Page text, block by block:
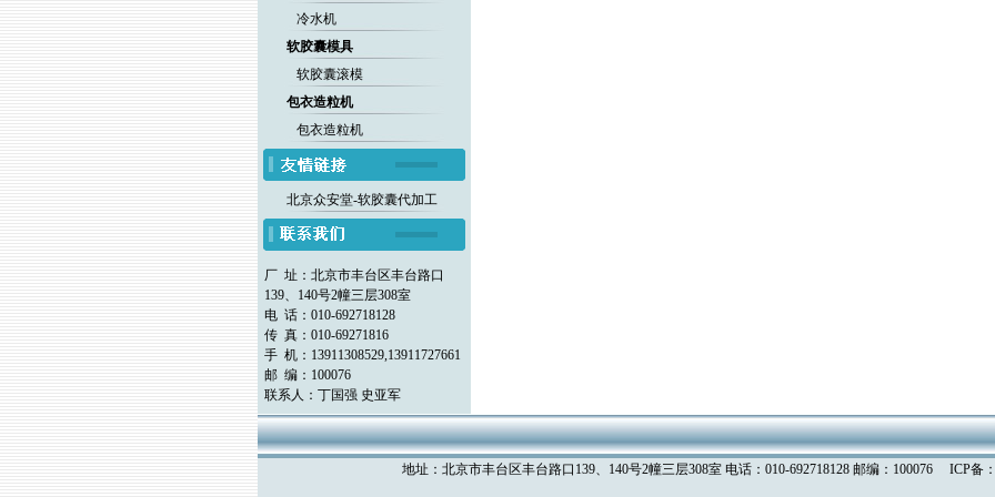
冷水机
软胶囊模具
软胶囊滚模
包衣造粒机
包衣造粒机
北京众安堂-软胶囊代加工
厂 址：北京市丰台区丰台路口
139、140号2幢三层308室
电 话：010-692718128
传 真：010-69271816
手 机：13911308529,13911727661
邮 编：100076
联系人：丁国强 史亚军
地址：北京市丰台区丰台路口139、140号2幢三层308室 电话：010-692718128 邮编：100076 ICP备：